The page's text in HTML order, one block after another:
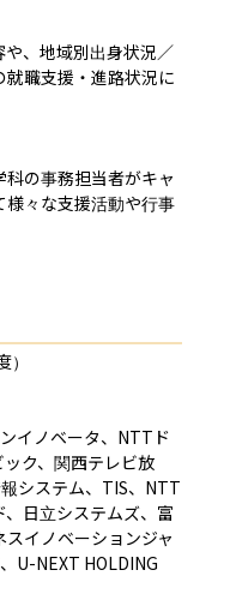
、地域別出身状況／
職支援・進路状況に
の事務担当者がキャ
様々な支援活動や行事
イノベータ、NTTド
ク、関西テレビ放
システム、TIS、NTT
日立システムズ、富
イノベーションジャ
U-NEXT HOLDING